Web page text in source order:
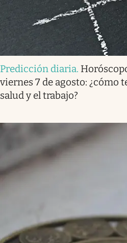
Predicción diaria.
viernes 7 de agosto: ¿cómo
salud y el trabajo?